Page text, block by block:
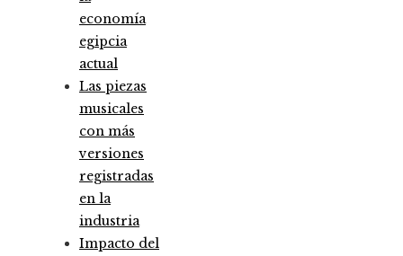
economía
egipcia
actual
Las piezas
musicales
con más
versiones
registradas
en la
industria
Impacto del